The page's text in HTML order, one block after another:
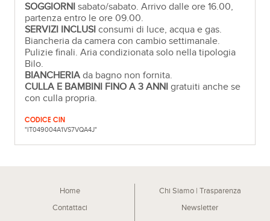
SOGGIORNI sabato/sabato. Arrivo dalle ore 16.00,
partenza entro le ore 09.00.
SERVIZI INCLUSI consumi di luce, acqua e gas.
Biancheria da camera con cambio settimanale.
Pulizie finali. Aria condizionata solo nella tipologia
Bilo.
BIANCHERIA da bagno non fornita.
CULLA E BAMBINI FINO A 3 ANNI gratuiti anche se
con culla propria.
CODICE CIN
"IT049004A1VS7VQA4J"
Home
Chi Siamo | Trasparenza
Contattaci
Newsletter